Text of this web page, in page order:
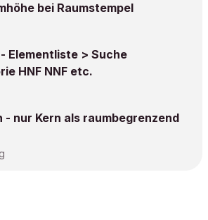
bei Raumstempel
Elementliste > Suche
HNF NNF etc.
- nur Kern als raumbegrenzend